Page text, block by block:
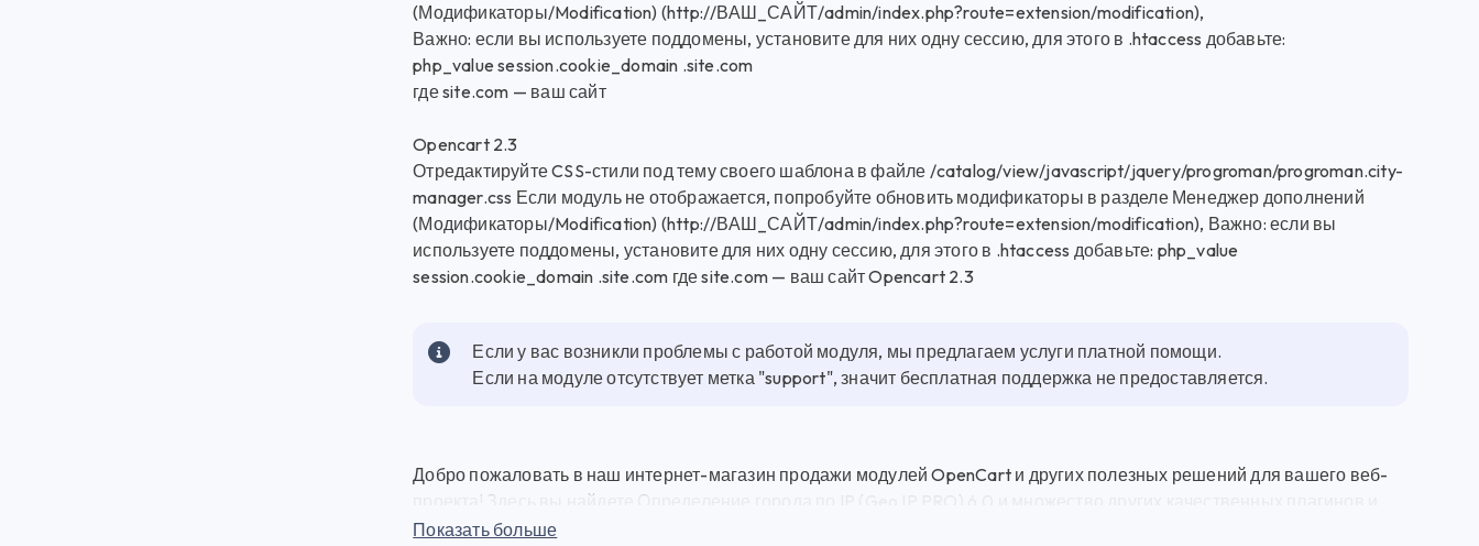
(Модификаторы/Modification) (http://ВАШ_САЙТ/admin/index.php?route=extension/modification),
Важно: если вы используете поддомены, установите для них одну сессию, для этого в .htaccess добавьте:
php_value session.cookie_domain .site.com
где site.com — ваш сайт
Opencart 2.3
Отредактируйте CSS-стили под тему своего шаблона в файле /catalog/view/javascript/jquery/progroman/progroman.city-
manager.css Если модуль не отображается, попробуйте обновить модификаторы в разделе Менеджер дополнений
(Модификаторы/Modification) (http://ВАШ_САЙТ/admin/index.php?route=extension/modification), Важно: если вы
используете поддомены, установите для них одну сессию, для этого в .htaccess добавьте: php_value
session.cookie_domain .site.com где site.com — ваш сайт Opencart 2.3
Если у вас возникли проблемы с работой модуля, мы предлагаем услуги платной помощи.
Если на модуле отсутствует метка "support", значит бесплатная поддержка не предоставляется.
Добро пожаловать в наш интернет-магазин продажи модулей OpenCart и других полезных решений для вашего веб-
проекта! Здесь вы найдете Определение города по IP (Geo IP PRO) 6.0 и множество других качественных плагинов и
модулей для веб-разработки по выгодным ценам. Определение города по IP (Geo IP PRO) 6.0 - это мощный
Показать больше